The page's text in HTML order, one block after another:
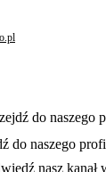
- otwiera się w nowej
do naszego
nowej karcie
do naszego
nasz kanał